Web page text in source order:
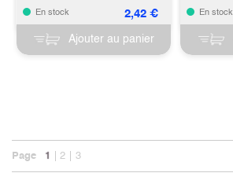
En stock 2,42€
Ajouter au panier
En stock
Page 1 2 3